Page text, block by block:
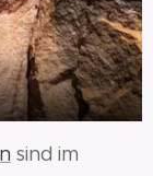
sind im